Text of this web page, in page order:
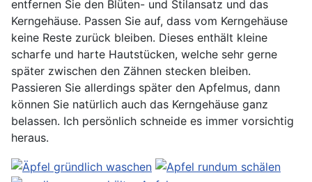
entfernen Sie den Blüten- und Stilansatz und das
Kerngehäuse. Passen Sie auf, dass vom Kerngehäuse
keine Reste zurück bleiben. Dieses enthält kleine
scharfe und harte Hautstücken, welche sehr gerne
später zwischen den Zähnen stecken bleiben.
Passieren Sie allerdings später den Apfelmus, dann
können Sie natürlich auch das Kerngehäuse ganz
belassen. Ich persönlich schneide es immer vorsichtig
heraus.